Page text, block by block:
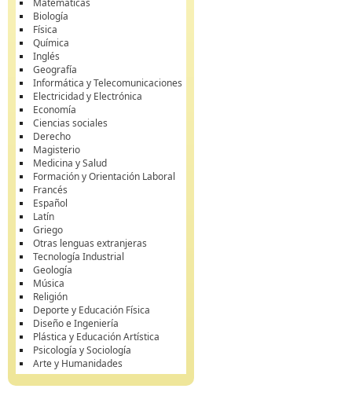
Matemáticas
Biología
Física
Química
Inglés
Geografía
Informática y Telecomunicaciones
Electricidad y Electrónica
Economía
Ciencias sociales
Derecho
Magisterio
Medicina y Salud
Formación y Orientación Laboral
Francés
Español
Latín
Griego
Otras lenguas extranjeras
Tecnología Industrial
Geología
Música
Religión
Deporte y Educación Física
Diseño e Ingeniería
Plástica y Educación Artística
Psicología y Sociología
Arte y Humanidades